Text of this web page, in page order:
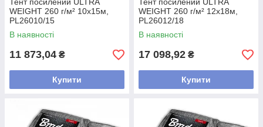
WEIGHT 260 г/м² 10х15м,
PL26010/15
В наявності
11 873,04 ₴
Купити
WEIGHT 260 г/м² 12х18м,
PL26012/18
В наявності
17 098,92 ₴
Купити